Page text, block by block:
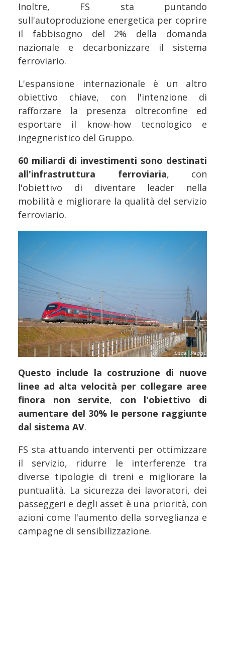
Inoltre, FS sta puntando
sull'autoproduzione energetica per coprire
il fabbisogno del 2% della domanda
nazionale e decarbonizzare il sistema
ferroviario.
L'espansione internazionale è un altro
obiettivo chiave, con l'intenzione di
rafforzare la presenza oltreconfine ed
esportare il know-how tecnologico e
ingegneristico del Gruppo.
60 miliardi di investimenti sono destinati
all'infrastruttura ferroviaria, con
l'obiettivo di diventare leader nella
mobilità e migliorare la qualità del servizio
ferroviario.
Questo include la costruzione di nuove
linee ad alta velocità per collegare aree
finora non servite, con l'obiettivo di
aumentare del 30% le persone raggiunte
dal sistema AV.
FS sta attuando interventi per ottimizzare
il servizio, ridurre le interferenze tra
diverse tipologie di treni e migliorare la
puntualità. La sicurezza dei lavoratori, dei
passeggeri e degli asset è una priorità, con
azioni come l'aumento della sorveglianza e
campagne di sensibilizzazione.